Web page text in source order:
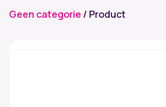
Geen categorie / Product